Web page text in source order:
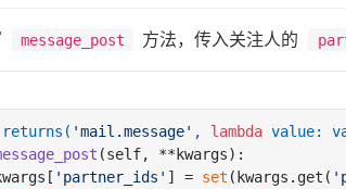
message_post 方法，传入关注人的
'mail.message' , lambda value:
(self, **kwargs):
'partner_ids' ] = set (kwargs.get(